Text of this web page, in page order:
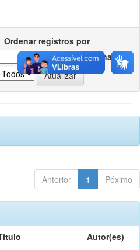
Ordenar registros por
Ordenar
Anterior 1 Póximo
Autor(es)